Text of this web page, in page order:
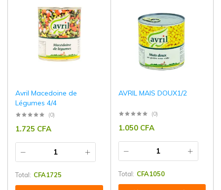
Avril Macedoine de
Légumes 4/4
(0)
1.725 CFA
Total: CFA1725
AVRIL MAIS DOUX1/2
(0)
1.050 CFA
Total: CFA1050